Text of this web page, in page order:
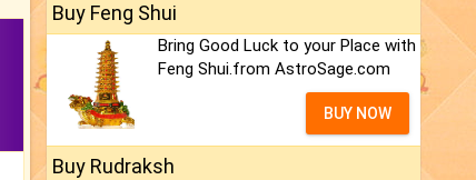
Buy Feng Shui
Bring Good Luck to your Place with
Feng Shui.from AstroSage.com
BUY NOW
Buy Rudraksh